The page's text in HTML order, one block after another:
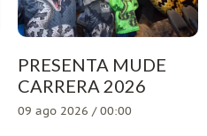
PRESENTA MUDE
CARRERA 2026
09 ago 2026 / 00:00